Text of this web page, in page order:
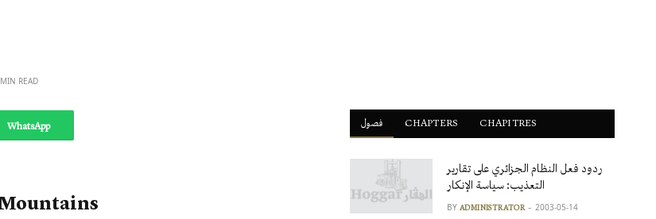
READ
WhatsApp فصول ْCHAPTERS CHAPITRES
ردود فعل النظام الجزائري على تقارير
التعذيب: سياسة الإنكار
BY ADMINISTRATOR 2003-05-14